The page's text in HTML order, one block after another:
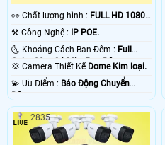
️👀 Chất lượng hình : FULL HD 1080P
⚒ Công Nghệ : IP POE.
🌜 Khoảng Cách Ban Đêm : Full
Color 20m Có Màu Ban Ðêm.
💢 Camera Thiết Kế Dome Kim loại.
️💫 Ưu Điểm : Báo Động Chuyển
Động.
2835